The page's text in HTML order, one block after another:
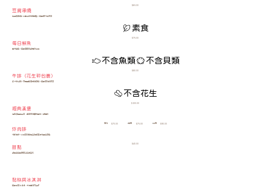
豆腐串燒
烤豆腐串燒，以醬油和芝麻腌製，搭配時令烤蔬菜
$75.00
素食
每日鮮魚
當天鮮魚，搭配蘆筍和甜薯奶油湯
不含魚類 不含貝類
牛排（花生碎包裹）
多汁嫩牛排，烹調至您喜愛的口感，搭配蒸熟的蔬菜
不含花生
經典漢堡
經典漢堡配生菜、醃黃瓜和傳統番茄，附薯條
蘑菇 $70.00 雞肉 $75.00 牛肉 $90.00
炸肉排
外酥內嫩，以香草和帕瑪森乾酪裹粉炸至金黃色
$40.00
甜點
甜點由糕點師傅在店內製作
黏糕與冰淇淋
搭配香草冰淇淋、太妃醬和花生碎